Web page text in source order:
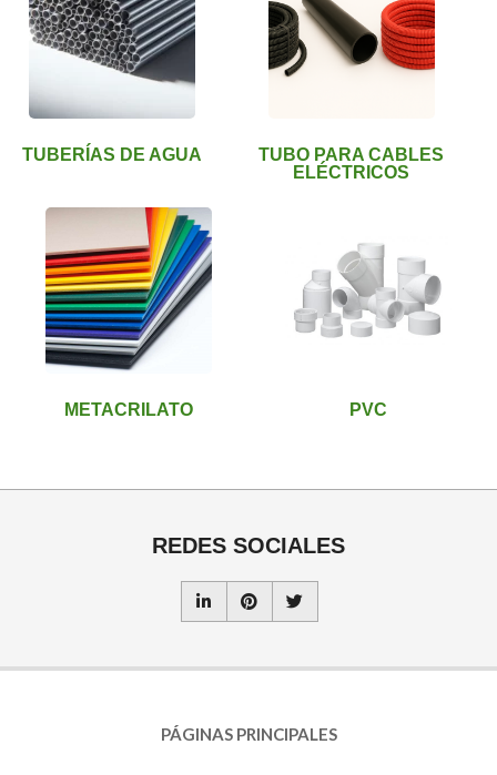
TUBERÍAS DE AGUA
TUBO PARA CABLES
ELÉCTRICOS
METACRILATO PVC
REDES SOCIALES
PÁGINAS PRINCIPALES